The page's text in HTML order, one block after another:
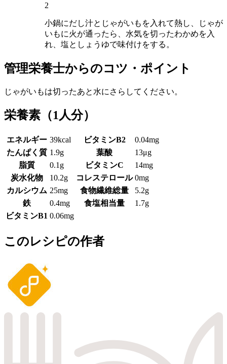
2
小鍋にだし汁とじゃがいもを入れて熱し、じゃが
いもに火が通ったら、水気を切ったわかめを入
れ、塩としょうゆで味付けをする。
管理栄養士からのコツ・ポイント
じゃがいもは切ったあと水にさらしてください。
栄養素 （1人分）
エネルギー 39kcal ビタミンB2
0.04mg
たんぱく質 1.9g 葉酸
13μg
脂質
0.1g ビタミンC
14mg
炭水化物
10.2g コレステロール 0mg
カルシウム 25mg 食物繊維総量
5.2g
鉄
0.4mg 食塩相当量
1.7g
ビタミンB1 0.06mg
このレシピの作者